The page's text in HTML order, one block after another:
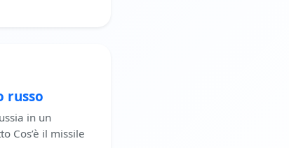
russo
in un
Cos’è il missile